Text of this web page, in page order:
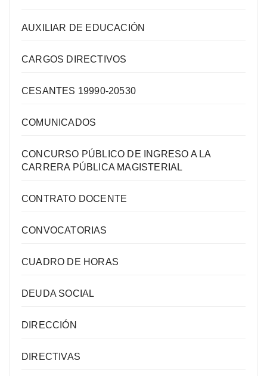
AUXILIAR DE EDUCACIÓN
CARGOS DIRECTIVOS
CESANTES 19990-20530
COMUNICADOS
CONCURSO PÚBLICO DE INGRESO A LA
CARRERA PÚBLICA MAGISTERIAL
CONTRATO DOCENTE
CONVOCATORIAS
CUADRO DE HORAS
DEUDA SOCIAL
DIRECCIÓN
DIRECTIVAS